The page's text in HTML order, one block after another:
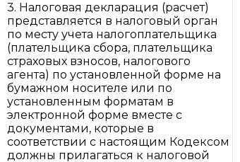
3. Налоговая декларация (расчет)
представляется в налоговый орган
по месту учета налогоплательщика
(плательщика сбора, плательщика
страховых взносов, налогового
агента) по установленной форме на
бумажном носителе или по
установленным форматам в
электронной форме вместе с
документами, которые в
соответствии с настоящим Кодексом
должны прилагаться к налоговой